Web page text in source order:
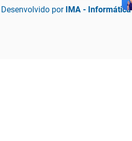
Desenvolvido por IMA -